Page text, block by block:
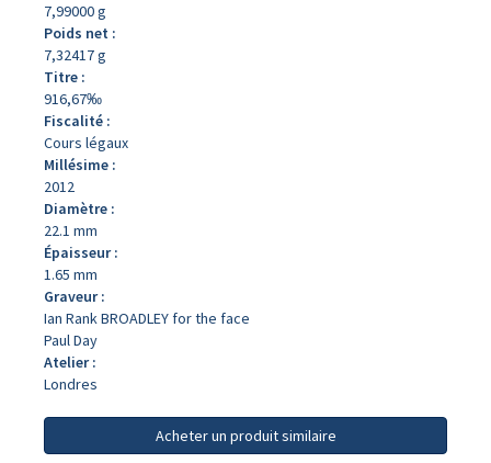
7,99000 g
Poids net :
7,32417 g
Titre :
916,67‰
Fiscalité :
Cours légaux
Millésime :
2012
Diamètre :
22.1 mm
Épaisseur :
1.65 mm
Graveur :
Ian Rank BROADLEY for the face
Paul Day
Atelier :
Londres
Acheter un produit similaire